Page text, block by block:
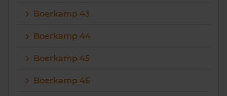
Boerkamp 43
Boerkamp 44
Boerkamp 45
Boerkamp 46